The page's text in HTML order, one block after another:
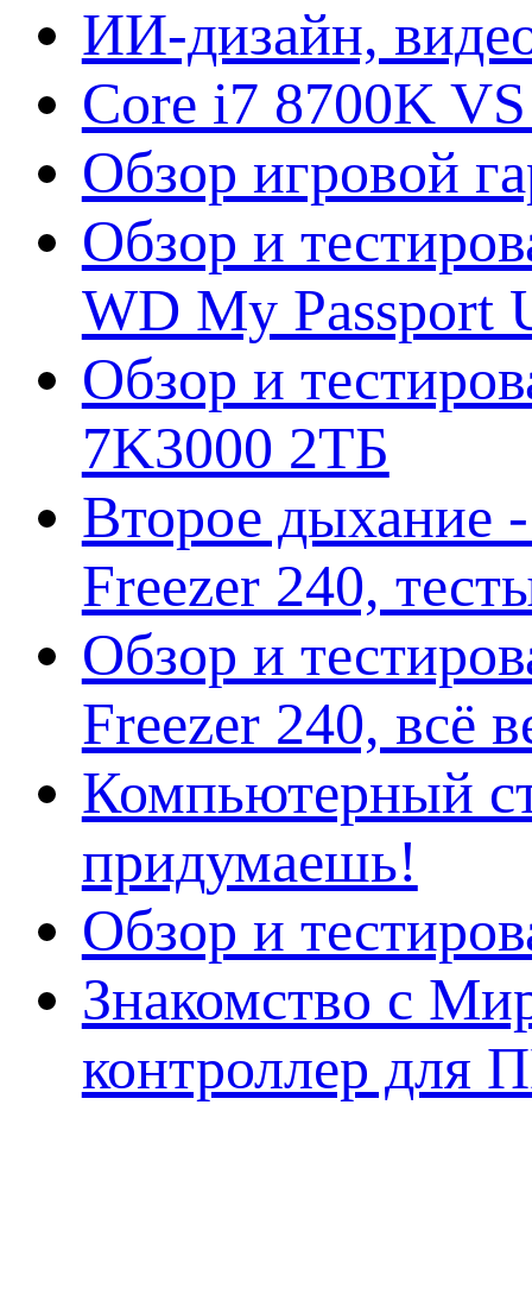
ИИ-дизайн,
Core i7 8700K
Обзор игровой
Обзор и
WD My Passport
Обзор и
7K3000 2ТБ
Второе дыхание
Freezer 240,
Обзор и
Freezer 240, всё
Компьютерный
придумаешь!
Обзор и
Знакомство с
контроллер для